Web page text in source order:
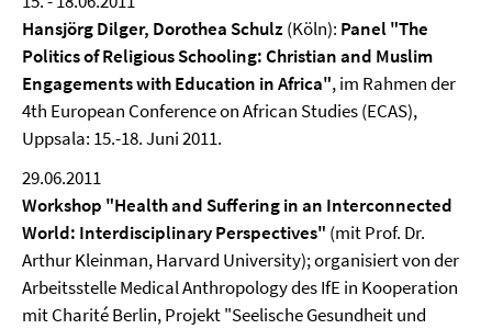
Hansjörg Dilger, Dorothea Schulz(Köln): Panel "The
Politics of Religious Schooling: Christian and Muslim
Engagements with Education in Africa", im Rahmen der
4th European Conference on African Studies (ECAS),
Uppsala: 15.-18. Juni 2011.
29.06.2011
Workshop "Health and Suffering in an Interconnected
World: Interdisciplinary Perspectives" (mit Prof. Dr.
Arthur Kleinman, Harvard University); organisiert von der
Arbeitsstelle Medical Anthropology des IfE in Kooperation
mit Charité Berlin, Projekt "Seelische Gesundheit und